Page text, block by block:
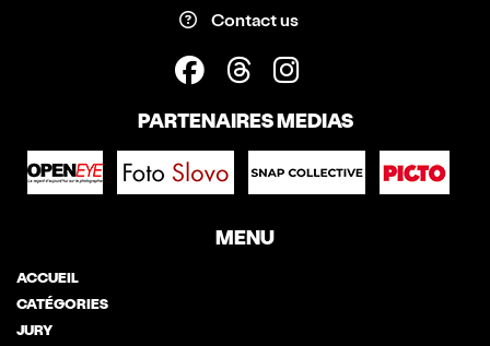
Contact us
PARTENAIRES MEDIAS
MENU
ACCUEIL
CATÉGORIES
JURY